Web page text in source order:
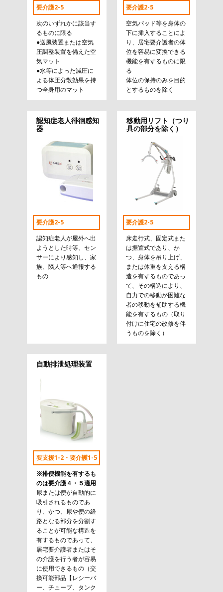
要介護2-5
次のいずれかに該当す
るものに限る
●送風装置または空気
圧調整装置を備えた空
気マット
●水等によった減圧に
よる体圧分散効果を持
つ全身用のマット
要介護2-5
空気パッド等を身体の
下に挿入することによ
り、居宅要介護者の体
位を容易に変換できる
機能を有するものに限
る
体位の保持のみを目的
とするものを除く
認知症老人徘徊感知
器
要介護2-5
認知症老人が屋外へ出
ようとした時等、セン
サーにより感知し、家
族、隣人等へ通報する
もの
移動用リフト（つり
具の部分を除く）
要介護2-5
床走行式、固定式また
は据置式であり、か
つ、身体を吊り上げ、
または体重を支える構
造を有するものであっ
て、その構造により、
自力での移動が困難な
者の移動を補助する機
能を有するもの（取り
付けに住宅の改修を伴
うものを除く）
自動排泄処理装置
要支援1-2・要介護1-5
※排便機能を有するも
のは要介護４・５適用
尿または便が自動的に
吸引されるものであ
り、かつ、尿や便の経
路となる部分を分割す
ることが可能な構造を
有するものであって、
居宅要介護者またはそ
の介護を行う者が容易
に使用できるもの（交
換可能部品【レシーバ
ー、チューブ、タンク